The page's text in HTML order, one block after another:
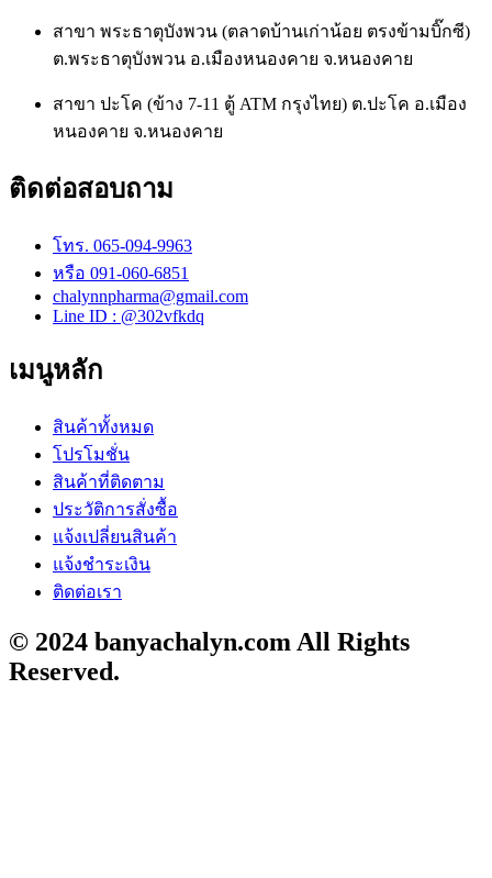
สาขา พระธาตุบังพวน (ตลาดบ้านเก่าน้อย ตรงข้ามบิ๊กซี)
ต.พระธาตุบังพวน อ.เมืองหนองคาย จ.หนองคาย
สาขา ปะโค (ข้าง 7-11 ตู้ ATM กรุงไทย) ต.ปะโค อ.เมือง
หนองคาย จ.หนองคาย
ติดต่อสอบถาม
โทร. 065-094-9963
หรือ 091-060-6851
chalynnpharma@gmail.com
Line ID : @302vfkdq
เมนูหลัก
สินค้าทั้งหมด
โปรโมชั่น
สินค้าที่ติดตาม
ประวัติการสั่งซื้อ
แจ้งเปลี่ยนสินค้า
แจ้งชำระเงิน
ติดต่อเรา
© 2024 banyachalyn.com All Rights
Reserved.